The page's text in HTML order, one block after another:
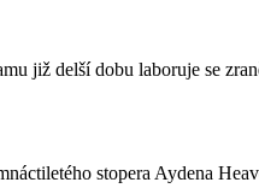
již delší dobu laboruje se
stopera Aydena